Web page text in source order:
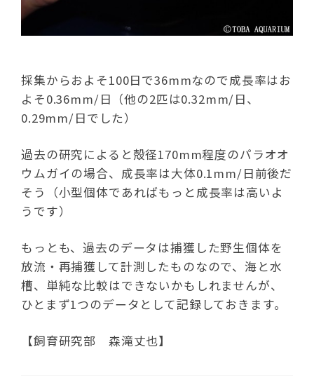
採集からおよそ100日で36mmなので成長率はお
よそ0.36mm/日（他の2匹は0.32mm/日、
0.29mm/日でした）
過去の研究によると殻径170mm程度のパラオオ
ウムガイの場合、成長率は大体0.1mm/日前後だ
そう（小型個体であればもっと成長率は高いよ
うです）
もっとも、過去のデータは捕獲した野生個体を
放流・再捕獲して計測したものなので、海と水
槽、単純な比較はできないかもしれませんが、
ひとまず1つのデータとして記録しておきます。
【飼育研究部 森滝丈也】